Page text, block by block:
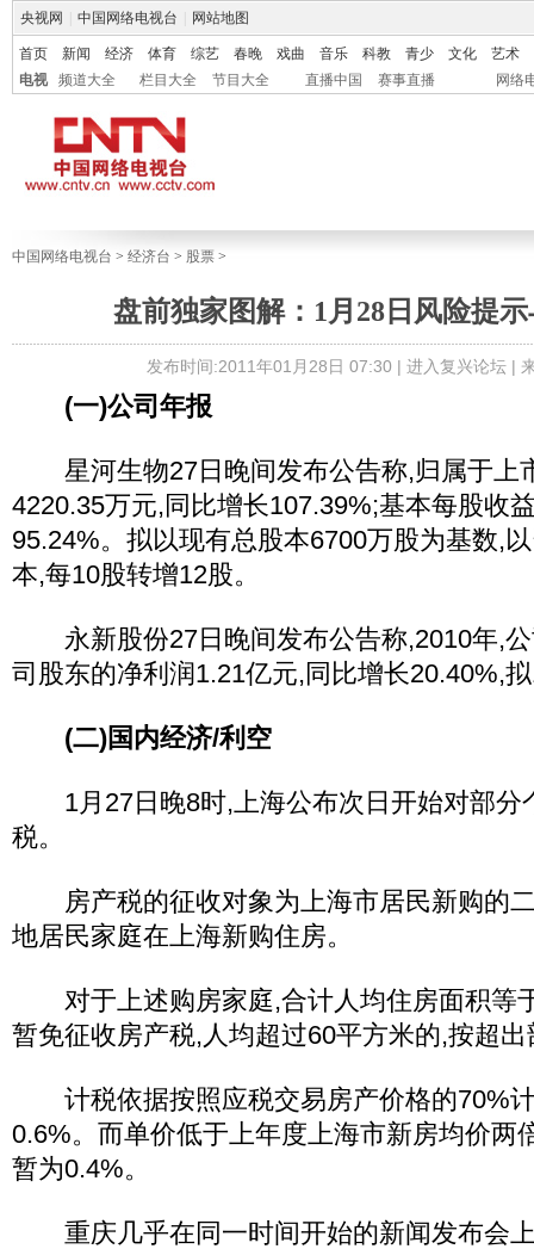
央视网 中国网络电视台 网站地图
首页 新闻 经济 体育 综艺 春晚 戏曲 音乐 科教 青少 文化
艺术
电视
频道大全 栏目大全 节目大全 直播中国 赛事直播 网络
中国网络电视台 > 经济台 > 股票 >
盘前独家图解：1月28日风险提
发布时间:2011年01月28日 07:30 | 进入复兴论坛|
(一)公司年报
星河生物27日晚间发布公告称,归属于上
4220.35万元,同比增长107.39%;基本每股收
95.24%。拟以现有总股本6700万股为基数,
本,每10股转增12股。
永新股份27日晚间发布公告称,2010年,公
司股东的净利润1.21亿元,同比增长20.40%,
(二)国内经济/利空
1月27日晚8时,上海公布次日开始对部分
税。
房产税的征收对象为上海市居民新购的
地居民家庭在上海新购住房。
对于上述购房家庭,合计人均住房面积等
暂免征收房产税,人均超过60平方米的,按超
计税依据按照应税交易房产价格的70%
0.6%。而单价低于上年度上海市新房均价两
暂为0.4%。
重庆几乎在同一时间开始的新闻发布会